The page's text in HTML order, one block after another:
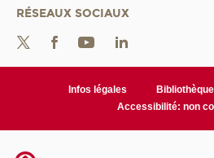
RÉSEAUX SOCIAUX
Infos légales Bibliothèque
Accessibilité: non